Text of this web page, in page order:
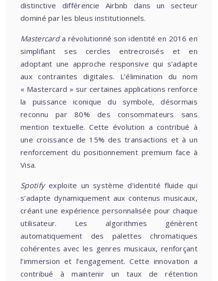
distinctive différencie Airbnb dans un secteur
dominé par les bleus institutionnels.
Mastercarda révolutionné son identité en 2016 en
simplifiant ses cercles entrecroisés et en
adoptant une approche responsive qui s’adapte
aux contraintes digitales. L’élimination du nom
« Mastercard » sur certaines applications renforce
la puissance iconique du symbole, désormais
reconnu par 80% des consommateurs sans
mention textuelle. Cette évolution a contribué à
une croissance de 15% des transactions et à un
renforcement du positionnement premium face à
Visa.
Spotifyexploite un système d’identité fluide qui
s’adapte dynamiquement aux contenus musicaux,
créant une expérience personnalisée pour chaque
utilisateur. Les algorithmes génèrent
automatiquement des palettes chromatiques
cohérentes avec les genres musicaux, renforçant
l’immersion et l’engagement. Cette innovation a
contribué à maintenir un taux de rétention